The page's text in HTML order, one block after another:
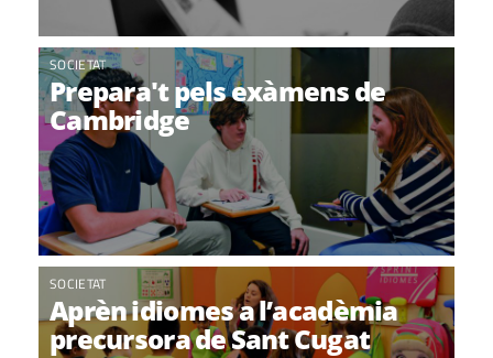
SOCIETAT
Prepara't pels exàmens de
Cambridge
SOCIETAT
Aprèn idiomes a l’acadèmia
precursora de Sant Cugat